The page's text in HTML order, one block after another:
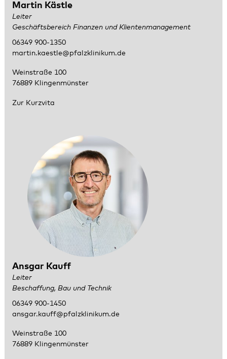
Martin Kästle
Leiter
Geschäftsbereich Finanzen und Klientenmanagement
06349 900-1350
martin.kaestle@pfalzklinikum.de
Weinstraße 100
76889 Klingenmünster
Zur Kurzvita
Ansgar Kauff
Leiter
Beschaffung, Bau und Technik
06349 900-1450
ansgar.kauff@pfalzklinikum.de
Weinstraße 100
76889 Klingenmünster